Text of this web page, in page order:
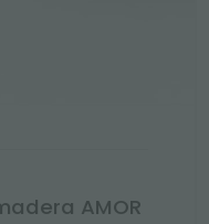
AMOR